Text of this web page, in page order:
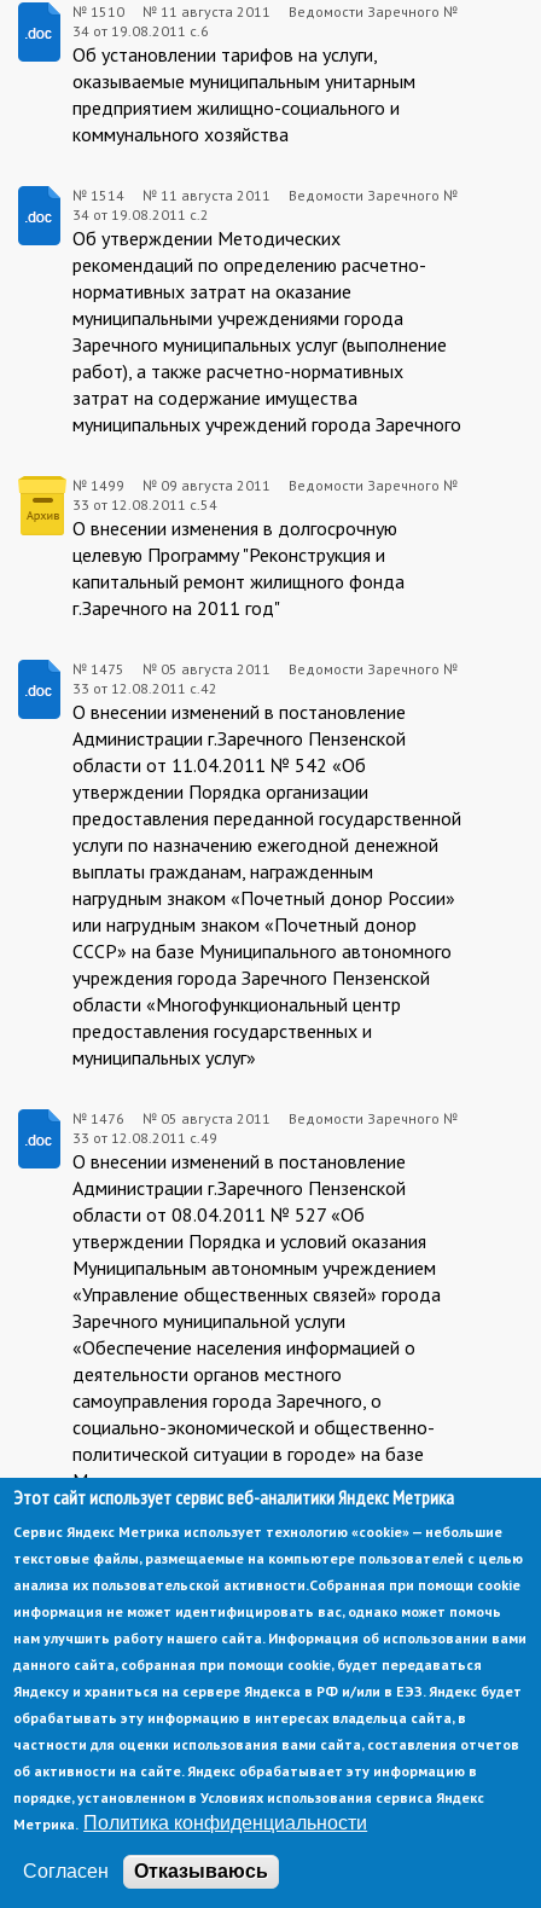
1510:2011-
№ 1510 № 11 августа 2011
Ведомости Заречного №
34 от 19.08.2011 с.6
Об установлении тарифов на услуги,
оказываемые муниципальным унитарным
предприятием жилищно-социального и
коммунального хозяйства
1514:2011-
№ 1514 № 11 августа 2011
Ведомости Заречного №
34 от 19.08.2011 с.2
Об утверждении Методических
рекомендаций по определению расчетно-
нормативных затрат на оказание
муниципальными учреждениями города
Заречного муниципальных услуг (выполнение
работ), а также расчетно-нормативных
затрат на содержание имущества
муниципальных учреждений города Заречного
1499:2011-
№ 1499 № 09 августа 2011
Ведомости Заречного №
33 от 12.08.2011 с.54
О внесении изменения в долгосрочную
целевую Программу "Реконструкция и
капитальный ремонт жилищного фонда
г.Заречного на 2011 год"
1475:2011-
№ 1475 № 05 августа 2011
Ведомости Заречного №
33 от 12.08.2011 с.42
О внесении изменений в постановление
Администрации г.Заречного Пензенской
области от 11.04.2011 № 542 «Об
утверждении Порядка организации
предоставления переданной государственной
услуги по назначению ежегодной денежной
выплаты гражданам, награжденным
нагрудным знаком «Почетный донор России»
или нагрудным знаком «Почетный донор
СССР» на базе Муниципального автономного
учреждения города Заречного Пензенской
области «Многофункциональный центр
предоставления государственных и
муниципальных услуг»
1476:2011-
№ 1476 № 05 августа 2011
Ведомости Заречного №
33 от 12.08.2011 с.49
О внесении изменений в постановление
Администрации г.Заречного Пензенской
области от 08.04.2011 № 527 «Об
утверждении Порядка и условий оказания
Муниципальным автономным учреждением
«Управление общественных связей» города
Заречного муниципальной услуги
«Обеспечение населения информацией о
деятельности органов местного
самоуправления города Заречного, о
социально-экономической и общественно-
политической ситуации в городе» на базе
Муниципального автономного учреждения
города Заречного Пензенской области
«Многофункциональный центр
предоставления государственных и
муниципальных услуг»
1477:2011-
08-
05
№ 1477 №05 августа 2011
Ведомости Заречного №
33 от 12.08.2011 с.48
О внесении изменений в постановление
Администрации г.Заречного Пензенской
области от 19.05.2011 № 959 «Об
утверждении Порядка содействия в
предоставлении на базе муниципального
автономного учреждения г.Заречного
«Многофункциональный центр
предоставления государственных и
Этот сайт использует сервис веб-аналитики Яндекс Метрика
Сервис Яндекс Метрика использует технологию «cookie» — небольшие
текстовые файлы, размещаемые на компьютере пользователей с целью
анализа их пользовательской активности.Собранная при помощи cookie
информация не может идентифицировать вас, однако может помочь
нам улучшить работу нашего сайта. Информация об использовании вами
данного сайта, собранная при помощи cookie, будет передаваться
Яндексу и храниться на сервере Яндекса в РФ и/или в ЕЭЗ. Яндекс будет
обрабатывать эту информацию в интересах владельца сайта, в
частности для оценки использования вами сайта, составления отчетов
об активности на сайте. Яндекс обрабатывает эту информацию в
порядке, установленном в Условиях использования сервиса Яндекс
Метрика. Политика конфиденциальности
Согласен Отказываюсь